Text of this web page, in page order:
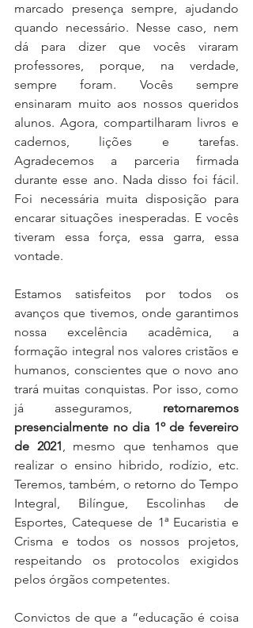
marcado presença sempre, ajudando
quando necessário. Nesse caso, nem
dá para dizer que vocês viraram
professores, porque, na verdade,
sempre foram. Vocês sempre
ensinaram muito aos nossos queridos
alunos. Agora, compartilharam livros e
cadernos, lições e tarefas.
Agradecemos a parceria firmada
durante esse ano. Nada disso foi fácil.
Foi necessária muita disposição para
encarar situações inesperadas. E vocês
tiveram essa força, essa garra, essa
vontade.
Estamos satisfeitos por todos os
avanços que tivemos, onde garantimos
nossa excelência acadêmica, a
formação integral nos valores cristãos e
humanos, conscientes que o novo ano
trará muitas conquistas. Por isso, como
já asseguramos, retornaremos
presencialmente no dia 1º de fevereiro
de 2021, mesmo que tenhamos que
realizar o ensino hibrido, rodízio, etc.
Teremos, também, o retorno do Tempo
Integral, Bilíngue, Escolinhas de
Esportes, Catequese de 1ª Eucaristia e
Crisma e todos os nossos projetos,
respeitando os protocolos exigidos
pelos órgãos competentes.
Convictos de que a “educação é coisa